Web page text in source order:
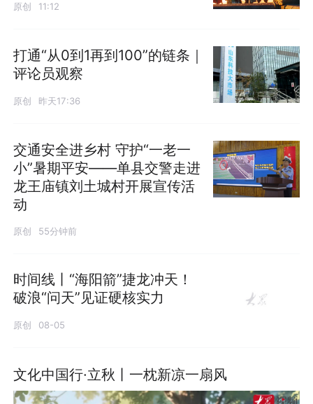
原创 11:12
打通“从0到1再到100”的链条｜
评论员观察
原创 昨天17:36
交通安全进乡村 守护“一老一
小”暑期平安——单县交警走进
龙王庙镇刘土城村开展宣传活
动
原创 55分钟前
时间线丨“海阳箭”捷龙冲天！
破浪“问天”见证硬核实力
原创 08-05
文化中国行·立秋丨一枕新凉一扇风